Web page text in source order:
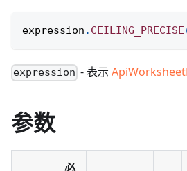
expression . CEILING_PRECISE
expression - 表示
参数